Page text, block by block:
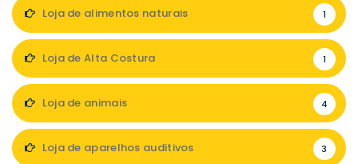
Loja de alimentos naturais 1
Loja de Alta Costura 1
Loja de animais 4
Loja de aparelhos auditivos 3